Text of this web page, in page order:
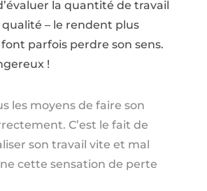
la quantité de travail
qualité – le rendent plus
parfois perdre son sens.
!
les moyens de faire son
C’est le fait de
son travail vite et mal
cette sensation de perte